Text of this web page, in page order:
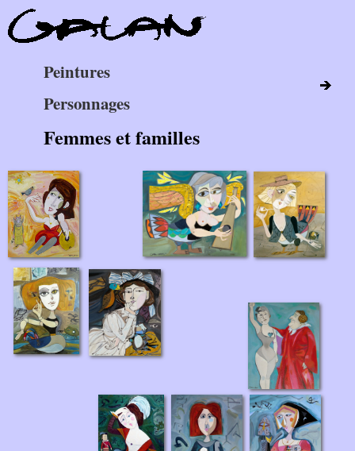
Peintures
Personnages
Femmes et familles